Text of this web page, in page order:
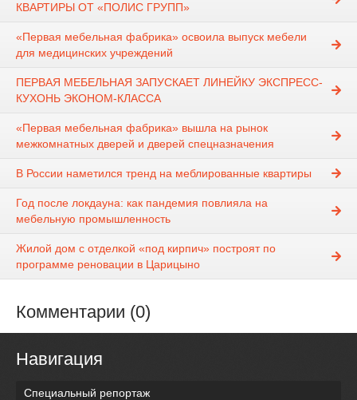
КВАРТИРЫ ОТ «ПОЛИС ГРУПП»
«Первая мебельная фабрика» освоила выпуск мебели
для медицинских учреждений
ПЕРВАЯ МЕБЕЛЬНАЯ ЗАПУСКАЕТ ЛИНЕЙКУ ЭКСПРЕСС-
КУХОНЬ ЭКОНОМ-КЛАССА
«Первая мебельная фабрика» вышла на рынок
межкомнатных дверей и дверей спецназначения
В России наметился тренд на меблированные квартиры
Год после локдауна: как пандемия повлияла на
мебельную промышленность
Жилой дом с отделкой «под кирпич» построят по
программе реновации в Царицыно
Комментарии (0)
Навигация
Специальный репортаж